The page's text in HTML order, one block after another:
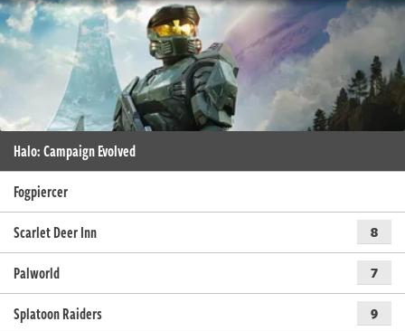
Halo: Campaign Evolved
Fogpiercer
Scarlet Deer Inn
8
Palworld 7
Splatoon Raiders 9